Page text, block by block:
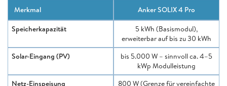
Merkmal
Anker SOLIX 4 Pro
Speicherkapazität
5 kWh (Basismodul),
erweiterbar auf bis zu 30 kWh
Solar-Eingang (PV)
bis 5.000 W – sinnvoll ca. 4–5
kWp Modulleistung
Netz-Einspeisung
800 W (Grenze für vereinfachte